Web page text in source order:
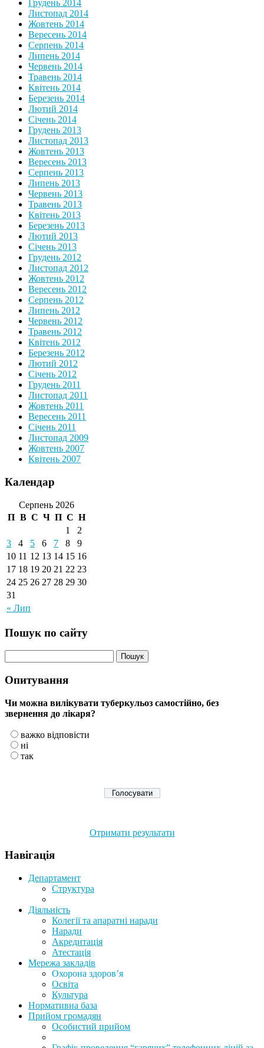
Грудень 2014
Листопад 2014
Жовтень 2014
Вересень 2014
Серпень 2014
Липень 2014
Червень 2014
Травень 2014
Квітень 2014
Березень 2014
Лютий 2014
Січень 2014
Грудень 2013
Листопад 2013
Жовтень 2013
Вересень 2013
Серпень 2013
Липень 2013
Червень 2013
Травень 2013
Квітень 2013
Березень 2013
Лютий 2013
Січень 2013
Грудень 2012
Листопад 2012
Жовтень 2012
Вересень 2012
Серпень 2012
Липень 2012
Червень 2012
Травень 2012
Квітень 2012
Березень 2012
Лютий 2012
Січень 2012
Грудень 2011
Листопад 2011
Жовтень 2011
Вересень 2011
Січень 2011
Листопад 2009
Жовтень 2007
Квітень 2007
Календар
Серпень 2026
П В С Ч П С Н
« Лип
1
2
3
4 5 6 7 8
9
10 11 12 13 14 15 16
17 18 19 20 21 22 23
24 25 26 27 28 29 30
31
Пошук по сайту
Опитування
Чи можна вилікувати туберкульоз самостійно, без
звернення до лікаря?
важко відповісти
ні
так
Отримати результати
Навігація
Департамент
Структура
Діяльність
Колегії та апаратні наради
Наради
Акредитація
Атестація
Мережа закладів
Охорона здоров’я
Освіта
Культура
Нормативна база
Прийом громадян
Особистий прийом